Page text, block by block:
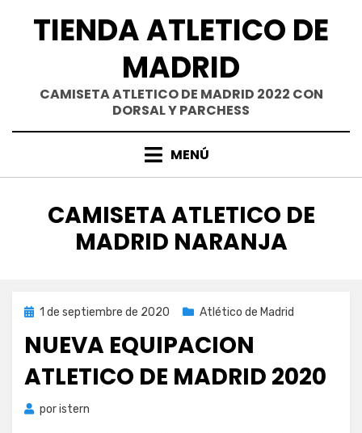
TIENDA ATLETICO DE
MADRID
CAMISETA ATLETICO DE MADRID 2022 CON
DORSAL Y PARCHESS
MENÚ
ETIQUETA
:
CAMISETA ATLETICO DE
MADRID NARANJA
Publicada
1 de septiembre de 2020 Atlético de Madrid
NUEVA EQUIPACION
ATLETICO DE MADRID 2020
poristern